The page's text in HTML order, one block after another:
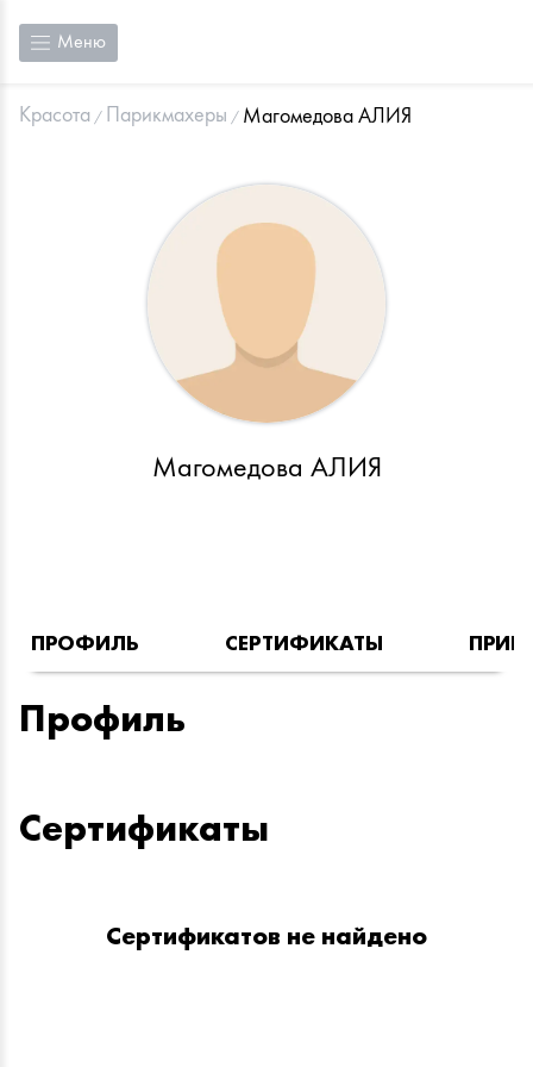
Меню
Красота Парикмахеры Магомедова АЛИЯ
Магомедова АЛИЯ
ПРОФИЛЬ СЕРТИФИКАТЫ
Профиль
Сертификаты
Сертификатов не найдено